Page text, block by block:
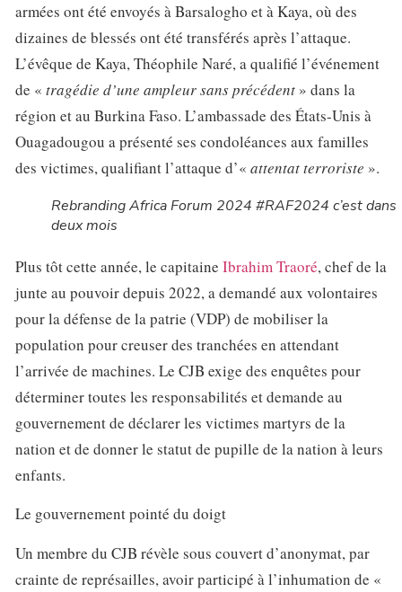
armées ont été envoyés à Barsalogho et à Kaya, où des
dizaines de blessés ont été transférés après l’attaque.
L’évêque de Kaya, Théophile Naré, a qualifié l’événement
de « tragédie d’une ampleur sans précédent » dans la
région et au Burkina Faso. L’ambassade des États-Unis à
Ouagadougou a présenté ses condoléances aux familles
des victimes, qualifiant l’attaque d’« attentat terroriste ».
Rebranding Africa Forum 2024 #RAF2024 c’est dans
deux mois
Plus tôt cette année, le capitaine Ibrahim Traoré, chef de la
junte au pouvoir depuis 2022, a demandé aux volontaires
pour la défense de la patrie (VDP) de mobiliser la
population pour creuser des tranchées en attendant
l’arrivée de machines. Le CJB exige des enquêtes pour
déterminer toutes les responsabilités et demande au
gouvernement de déclarer les victimes martyrs de la
nation et de donner le statut de pupille de la nation à leurs
enfants.
Le gouvernement pointé du doigt
Un membre du CJB révèle sous couvert d’anonymat, par
crainte de représailles, avoir participé à l’inhumation de «